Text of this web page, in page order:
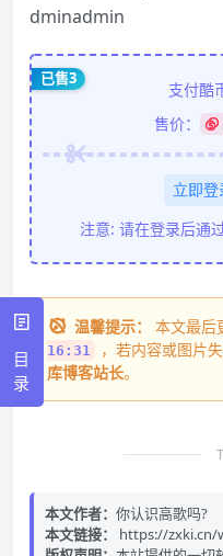
dminadmin
已售3
支付酷
售价：
立即登
注意: 请在登录后通
温馨提示： 本文最后
16:31
，若内容或图片
库博客站长。
本文作者： 你认识高歌吗?
本文链接：
https://zxki.cn/
目
录